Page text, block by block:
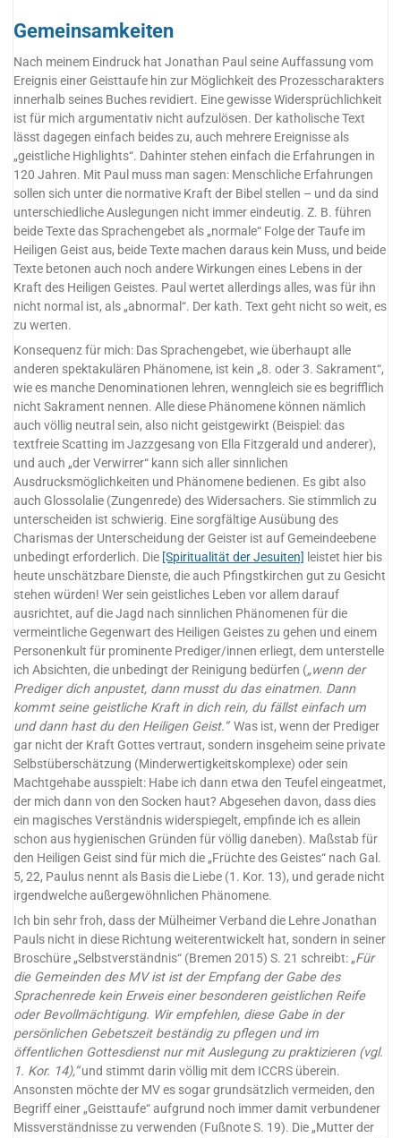
Gemeinsamkeiten
Nach meinem Eindruck hat Jonathan Paul seine Auffassung vom
Ereignis einer Geisttaufe hin zur Möglichkeit des Prozesscharakters
innerhalb seines Buches revidiert. Eine gewisse Widersprüchlichkeit
ist für mich argumentativ nicht aufzulösen. Der katholische Text
lässt dagegen einfach beides zu, auch mehrere Ereignisse als
„geistliche Highlights“. Dahinter stehen einfach die Erfahrungen in
120 Jahren. Mit Paul muss man sagen: Menschliche Erfahrungen
sollen sich unter die normative Kraft der Bibel stellen – und da sind
unterschiedliche Auslegungen nicht immer eindeutig. Z. B. führen
beide Texte das Sprachengebet als „normale“ Folge der Taufe im
Heiligen Geist aus, beide Texte machen daraus kein Muss, und beide
Texte betonen auch noch andere Wirkungen eines Lebens in der
Kraft des Heiligen Geistes. Paul wertet allerdings alles, was für ihn
nicht normal ist, als „abnormal“. Der kath. Text geht nicht so weit, es
zu werten.
Konsequenz für mich: Das Sprachengebet, wie überhaupt alle
anderen spektakulären Phänomene, ist kein „8. oder 3. Sakrament“,
wie es manche Denominationen lehren, wenngleich sie es begrifflich
nicht Sakrament nennen. Alle diese Phänomene können nämlich
auch völlig neutral sein, also nicht geistgewirkt (Beispiel: das
textfreie Scatting im Jazzgesang von Ella Fitzgerald und anderer),
und auch „der Verwirrer“ kann sich aller sinnlichen
Ausdrucksmöglichkeiten und Phänomene bedienen. Es gibt also
auch Glossolalie (Zungenrede) des Widersachers. Sie stimmlich zu
unterscheiden ist schwierig. Eine sorgfältige Ausübung des
Charismas der Unterscheidung der Geister ist auf Gemeindeebene
unbedingt erforderlich. Die [Spiritualität der Jesuiten] leistet hier bis
heute unschätzbare Dienste, die auch Pfingstkirchen gut zu Gesicht
stehen würden! Wer sein geistliches Leben vor allem darauf
ausrichtet, auf die Jagd nach sinnlichen Phänomenen für die
vermeintliche Gegenwart des Heiligen Geistes zu gehen und einem
Personenkult für prominente Prediger/innen erliegt, dem unterstelle
ich Absichten, die unbedingt der Reinigung bedürfen („wenn der
Prediger dich anpustet, dann musst du das einatmen. Dann
kommt seine geistliche Kraft in dich rein, du fällst einfach um
und dann hast du den Heiligen Geist.“Was ist, wenn der Prediger
gar nicht der Kraft Gottes vertraut, sondern insgeheim seine private
Selbstüberschätzung (Minderwertigkeitskomplexe) oder sein
Machtgehabe ausspielt: Habe ich dann etwa den Teufel eingeatmet,
der mich dann von den Socken haut? Abgesehen davon, dass dies
ein magisches Verständnis widerspiegelt, empfinde ich es allein
schon aus hygienischen Gründen für völlig daneben). Maßstab für
den Heiligen Geist sind für mich die „Früchte des Geistes“ nach Gal.
5, 22, Paulus nennt als Basis die Liebe (1. Kor. 13), und gerade nicht
irgendwelche außergewöhnlichen Phänomene.
Ich bin sehr froh, dass der Mülheimer Verband die Lehre Jonathan
Pauls nicht in diese Richtung weiterentwickelt hat, sondern in seiner
Broschüre „Selbstverständnis“ (Bremen 2015) S. 21 schreibt: „Für
die Gemeinden des MV ist ist der Empfang der Gabe des
Sprachenrede kein Erweis einer besonderen geistlichen Reife
oder Bevollmächtigung. Wir empfehlen, diese Gabe in der
persönlichen Gebetszeit beständig zu pflegen und im
öffentlichen Gottesdienst nur mit Auslegung zu praktizieren (vgl.
1. Kor. 14),“und stimmt darin völlig mit dem ICCRS überein.
Ansonsten möchte der MV es sogar grundsätzlich vermeiden, den
Begriff einer „Geisttaufe“ aufgrund noch immer damit verbundener
Missverständnisse zu verwenden (Fußnote S. 19). Die „Mutter der